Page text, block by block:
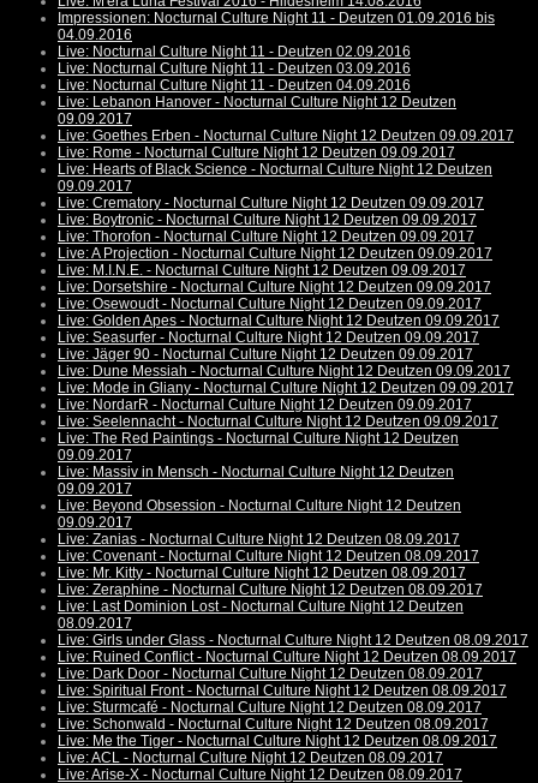
Impressionen: Nocturnal Culture Night 11 - Deutzen 01.09.2016 bis
04.09.2016
Live: Nocturnal Culture Night 11 - Deutzen 02.09.2016
Live: Nocturnal Culture Night 11 - Deutzen 03.09.2016
Live: Nocturnal Culture Night 11 - Deutzen 04.09.2016
Live: Lebanon Hanover - Nocturnal Culture Night 12 Deutzen
09.09.2017
Live: Goethes Erben - Nocturnal Culture Night 12 Deutzen 09.09.2017
Live: Rome - Nocturnal Culture Night 12 Deutzen 09.09.2017
Live: Hearts of Black Science - Nocturnal Culture Night 12 Deutzen
09.09.2017
Live: Crematory - Nocturnal Culture Night 12 Deutzen 09.09.2017
Live: Boytronic - Nocturnal Culture Night 12 Deutzen 09.09.2017
Live: Thorofon - Nocturnal Culture Night 12 Deutzen 09.09.2017
Live: A Projection - Nocturnal Culture Night 12 Deutzen 09.09.2017
Live: M.I.N.E. - Nocturnal Culture Night 12 Deutzen 09.09.2017
Live: Dorsetshire - Nocturnal Culture Night 12 Deutzen 09.09.2017
Live: Osewoudt - Nocturnal Culture Night 12 Deutzen 09.09.2017
Live: Golden Apes - Nocturnal Culture Night 12 Deutzen 09.09.2017
Live: Seasurfer - Nocturnal Culture Night 12 Deutzen 09.09.2017
Live: Jäger 90 - Nocturnal Culture Night 12 Deutzen 09.09.2017
Live: Dune Messiah - Nocturnal Culture Night 12 Deutzen 09.09.2017
Live: Mode in Gliany - Nocturnal Culture Night 12 Deutzen 09.09.2017
Live: NordarR - Nocturnal Culture Night 12 Deutzen 09.09.2017
Live: Seelennacht - Nocturnal Culture Night 12 Deutzen 09.09.2017
Live: The Red Paintings - Nocturnal Culture Night 12 Deutzen
09.09.2017
Live: Massiv in Mensch - Nocturnal Culture Night 12 Deutzen
09.09.2017
Live: Beyond Obsession - Nocturnal Culture Night 12 Deutzen
09.09.2017
Live: Zanias - Nocturnal Culture Night 12 Deutzen 08.09.2017
Live: Covenant - Nocturnal Culture Night 12 Deutzen 08.09.2017
Live: Mr. Kitty - Nocturnal Culture Night 12 Deutzen 08.09.2017
Live: Zeraphine - Nocturnal Culture Night 12 Deutzen 08.09.2017
Live: Last Dominion Lost - Nocturnal Culture Night 12 Deutzen
08.09.2017
Live: Girls under Glass - Nocturnal Culture Night 12 Deutzen 08.09.2017
Live: Ruined Conflict - Nocturnal Culture Night 12 Deutzen 08.09.2017
Live: Dark Door - Nocturnal Culture Night 12 Deutzen 08.09.2017
Live: Spiritual Front - Nocturnal Culture Night 12 Deutzen 08.09.2017
Live: Sturmcafé - Nocturnal Culture Night 12 Deutzen 08.09.2017
Live: Schonwald - Nocturnal Culture Night 12 Deutzen 08.09.2017
Live: Me the Tiger - Nocturnal Culture Night 12 Deutzen 08.09.2017
Live: ACL - Nocturnal Culture Night 12 Deutzen 08.09.2017
Live: Arise-X - Nocturnal Culture Night 12 Deutzen 08.09.2017